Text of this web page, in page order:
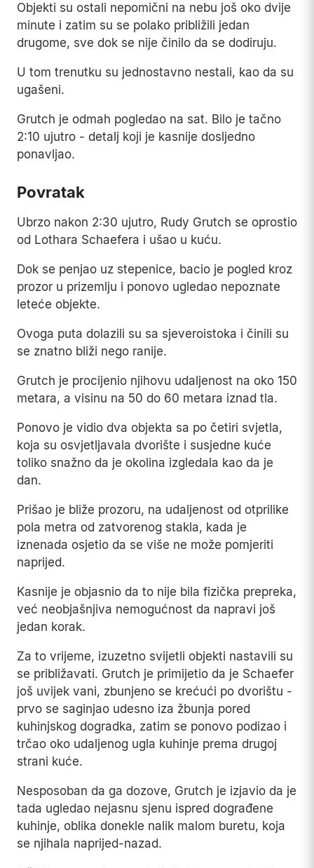
Objekti su ostali nepomični na nebu još oko dvije
minute i zatim su se polako približili jedan
drugome, sve dok se nije činilo da se dodiruju.
U tom trenutku su jednostavno nestali, kao da su
ugašeni.
Grutch je odmah pogledao na sat. Bilo je tačno
2:10 ujutro - detalj koji je kasnije dosljedno
ponavljao.
Povratak
Ubrzo nakon 2:30 ujutro, Rudy Grutch se oprostio
od Lothara Schaefera i ušao u kuću.
Dok se penjao uz stepenice, bacio je pogled kroz
prozor u prizemlju i ponovo ugledao nepoznate
leteće objekte.
Ovoga puta dolazili su sa sjeveroistoka i činili su
se znatno bliži nego ranije.
Grutch je procijenio njihovu udaljenost na oko 150
metara, a visinu na 50 do 60 metara iznad tla.
Ponovo je vidio dva objekta sa po četiri svjetla,
koja su osvjetljavala dvorište i susjedne kuće
toliko snažno da je okolina izgledala kao da je
dan.
Prišao je bliže prozoru, na udaljenost od otprilike
pola metra od zatvorenog stakla, kada je
iznenada osjetio da se više ne može pomjeriti
naprijed.
Kasnije je objasnio da to nije bila fizička prepreka,
već neobjašnjiva nemogućnost da napravi još
jedan korak.
Za to vrijeme, izuzetno svijetli objekti nastavili su
se približavati. Grutch je primijetio da je Schaefer
još uvijek vani, zbunjeno se krećući po dvorištu -
prvo se saginjao udesno iza žbunja pored
kuhinjskog dogradka, zatim se ponovo podizao i
trčao oko udaljenog ugla kuhinje prema drugoj
strani kuće.
Nesposoban da ga dozove, Grutch je izjavio da je
tada ugledao nejasnu sjenu ispred dograđene
kuhinje, oblika donekle nalik malom buretu, koja
se njihala naprijed-nazad.